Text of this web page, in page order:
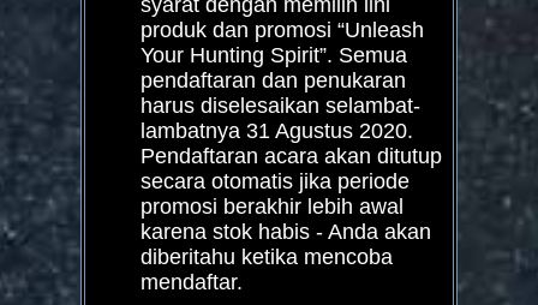
produk dan promosi “Unleash
Your Hunting Spirit”. Semua
pendaftaran dan penukaran
harus diselesaikan selambat-
lambatnya 31 Agustus 2020.
Pendaftaran acara akan ditutup
secara otomatis jika periode
promosi berakhir lebih awal
karena stok habis - Anda akan
diberitahu ketika mencoba
mendaftar.